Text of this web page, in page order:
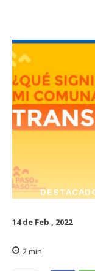
14 de Feb , 2022
2 min.